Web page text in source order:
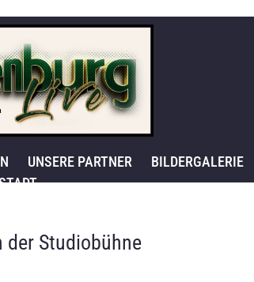
UNSERE PARTNER
BILDERGALERIE
der Studiobühne